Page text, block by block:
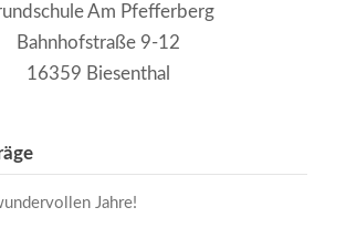
Am Pfefferberg
Bahnhofstraße 9-12
16359 Biesenthal
Jahre!